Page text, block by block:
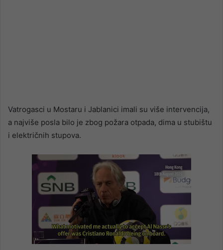
Vatrogasci u Mostaru i Jablanici imali su više intervencija,
a najviše posla bilo je zbog požara otpada, dima u stubištu
i električnih stupova.